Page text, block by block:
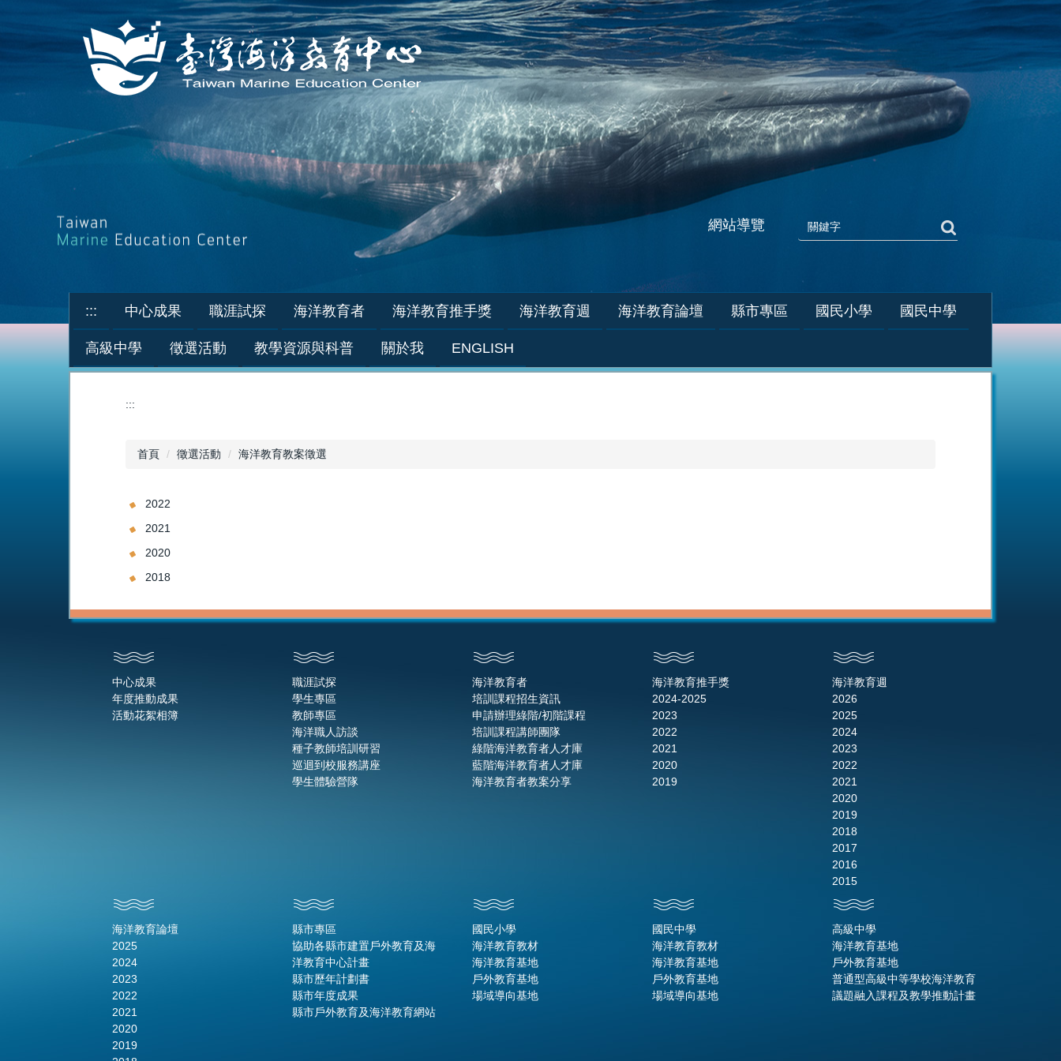
容
::: 中心成果 職涯試探 海洋教育者 海洋教育推手獎 海洋教育週 海洋教育論壇 縣市專區 國民小學 國民中學
高級中學 徵選活動 教學資源與科普 關於我 ENGLISH
網站導覽
:::
首頁 徵選活動 海洋教育教案徵選
2022
2021
2020
2018
中心成果
年度推動成果
活動花絮相簿
職涯試探
學生專區
教師專區
海洋職人訪談
種子教師培訓研習
巡迴到校服務講座
學生體驗營隊
海洋教育者
培訓課程招生資訊
申請辦理綠階/初階課程
培訓課程講師團隊
綠階海洋教育者人才庫
藍階海洋教育者人才庫
海洋教育者教案分享
海洋教育推手獎
2024-2025
2023
2022
2021
2020
2019
海洋教育週
2026
2025
2024
2023
2022
2021
2020
2019
2018
2017
2016
2015
海洋教育論壇
2025
2024
2023
2022
2021
2020
2019
縣市專區
協助各縣市建置戶外教育及海
洋教育中心計畫
縣市歷年計劃書
縣市年度成果
縣市戶外教育及海洋教育網站
國民小學
海洋教育教材
海洋教育基地
戶外教育基地
場域導向基地
國民中學
海洋教育教材
海洋教育基地
戶外教育基地
場域導向基地
高級中學
海洋教育基地
戶外教育基地
普通型高級中等學校海洋教育
議題融入課程及教學推動計畫